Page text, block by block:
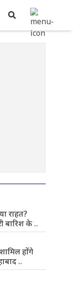
राहत?
बारिश के ..
होंगे
..